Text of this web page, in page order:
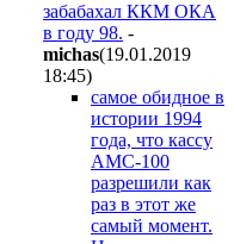
забабахал ККМ ОКА
в году 98. -
michas(19.01.2019
18:45)
самое обидное в
истории 1994
года, что кассу
АМС-100
разрешили как
раз в этот же
самый момент.